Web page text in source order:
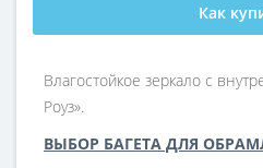
Как
Влагостойкое зеркало с
Роуз».
ВЫБОР БАГЕТА ДЛЯ